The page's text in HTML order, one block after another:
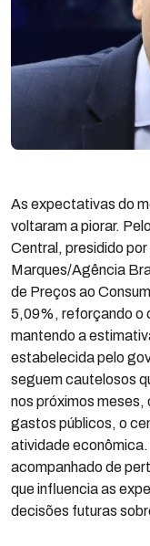
As expectativas do
voltaram a piorar.
Central, presidido
Marques/Agência
de Preços ao
5,09%, reforçando o
mantendo a
estabelecida pelo
seguem cautelosos
nos próximos
gastos públicos, o
atividade
acompanhado de
que influencia as
decisões futuras